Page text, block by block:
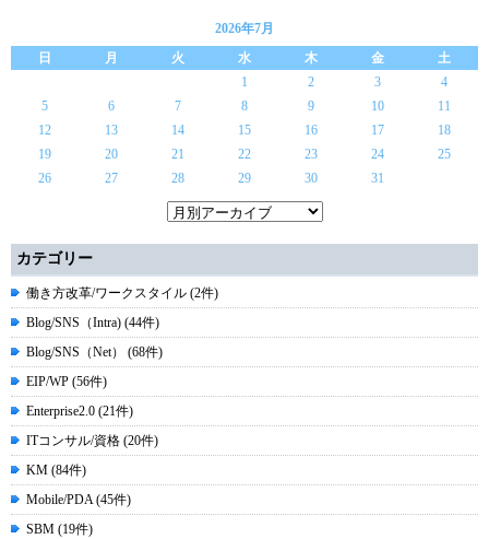
2026年7月
日
月 火 水 木 金
土
1
2 3
4
5
6 7 8 9 10
11
12
13 14 15 16 17
18
19
20 21 22 23 24
25
26
27 28 29 30 31
カテゴリー
働き方改革/ワークスタイル (2件)
Blog/SNS（Intra) (44件)
Blog/SNS（Net） (68件)
EIP/WP (56件)
Enterprise2.0 (21件)
ITコンサル/資格 (20件)
KM (84件)
Mobile/PDA (45件)
SBM (19件)